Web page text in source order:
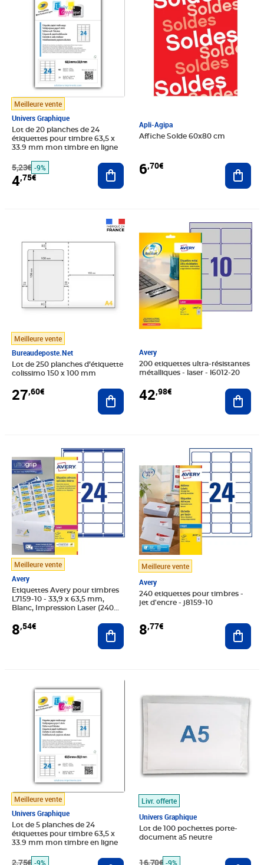
Meilleure vente
Univers Graphique
Lot de 20 planches de 24
étiquettes pour timbre 63,5 x
33.9 mm mon timbre en ligne
5,23€ -9%
4,75€
Ajouter au panier
Apli-Agipa
Affiche Solde 60x80 cm
6,70€
Meilleure vente
Bureaudeposte.net
Lot de 250 planches d’étiquette
colissimo 150 x 100 mm
27,60€ Ajouter au panier
Avery
200 etiquettes ultra-résistantes
métalliques - laser - l6012-20
42,98€
Meilleure vente
Avery
Etiquettes Avery pour timbres
L7159-10 - 33,9 x 63,5 mm,
Blanc, Impression Laser (240
8,54€ Ajouter au panier
Meilleure vente
Avery
240 etiquettes pour timbres -
jet d'encre - j8159-10
8,77€
Meilleure vente
Univers Graphique
Lot de 5 planches de 24
étiquettes pour timbre 63,5 x
33.9 mm mon timbre en ligne
2,75€
Prix barré 2,75€
-9%
Prix 2,50€
Ajouter au panier
Livr. offerte
Univers Graphique
Lot de 100 pochettes porte-
document a5 neutre
16,70€ -9%